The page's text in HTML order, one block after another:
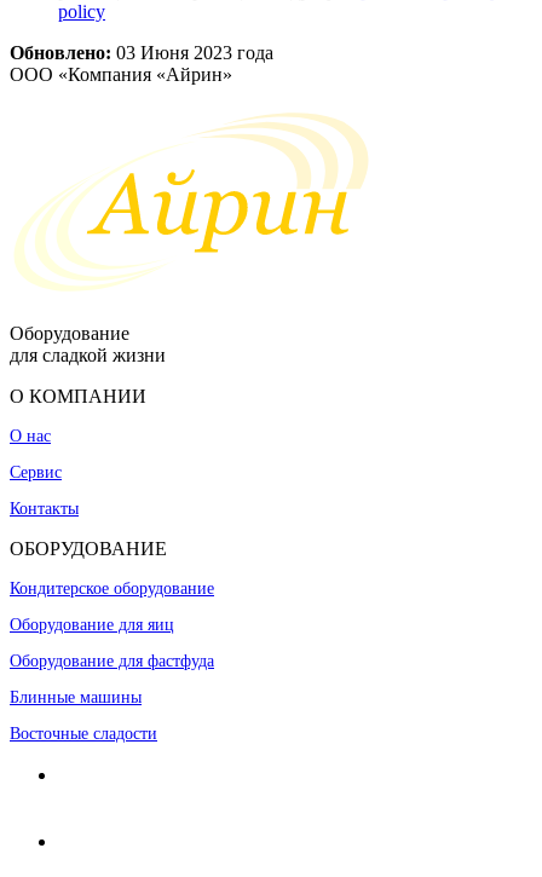
policy
Обновлено: 03 Июня 2023 года
ООО «Компания «Айрин»
Оборудование
для сладкой жизни
О КОМПАНИИ
О нас
Сервис
Контакты
ОБОРУДОВАНИЕ
Кондитерское оборудование
Оборудование для яиц
Оборудование для фастфуда
Блинные машины
Восточные сладости